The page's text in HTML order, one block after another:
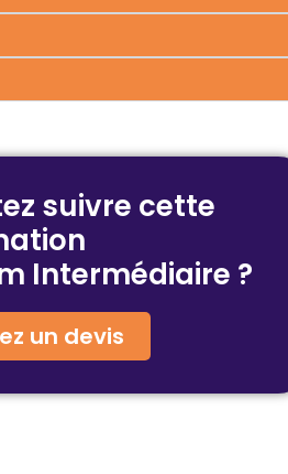
suivre cette
Intermédiaire ?
un devis